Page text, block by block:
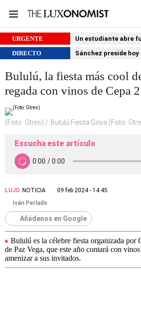
URGENTE
Un estudiante abre
DIRECTO
Sánchez preside
Bululú, la fiesta más cool
regada con vinos de Cepa
(Foto: Gtres) Bululú Fiesta Goya (Foto:
Escucha este artículo
LUJO NOTICIA
09 feb 2024 - 14:45
Iván Perlado
Añádenos en Google
Bululú es la célebre fiesta organizada por
de Paz Vega, que este año contará con
amenizar a sus invitados.